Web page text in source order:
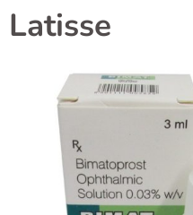
Latisse